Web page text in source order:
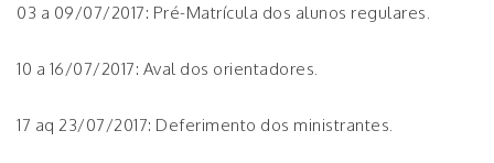
03 a 09/07/2017: Pré-Matrícula dos alunos regulares.
10 a 16/07/2017: Aval dos orientadores.
17 aq 23/07/2017: Deferimento dos ministrantes.